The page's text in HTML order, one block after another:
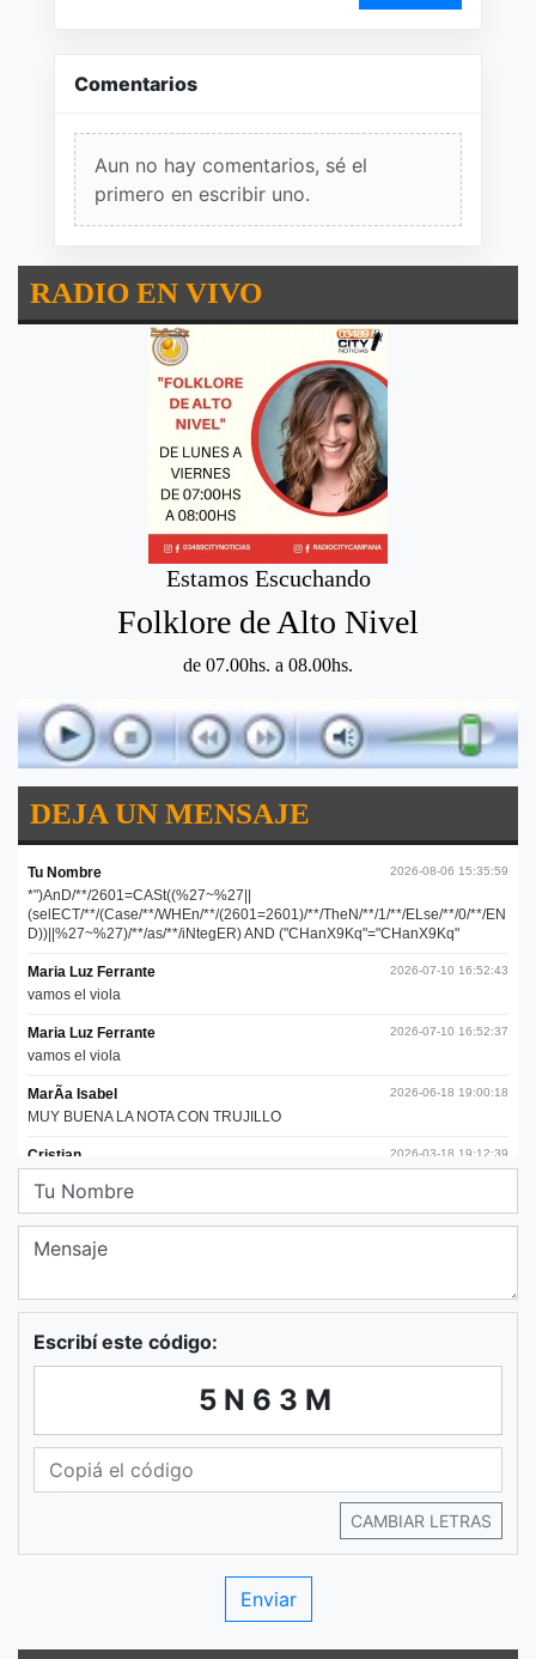
Comentarios
Aun no hay comentarios, sé el
primero en escribir uno.
RADIO EN VIVO
Estamos Escuchando
Folklore de Alto Nivel
de 07.00hs. a 08.00hs.
DEJA UN MENSAJE
Escribí este código:
5N63M
CAMBIAR LETRAS